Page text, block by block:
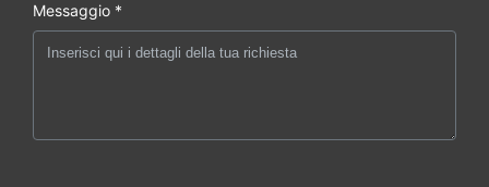
Messaggio *